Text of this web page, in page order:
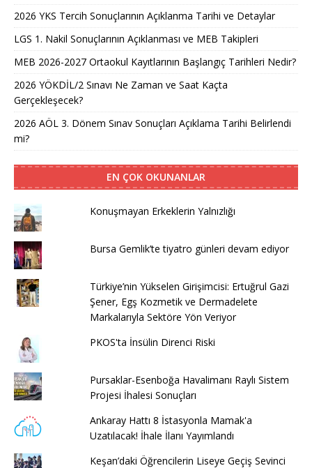
2026 YKS Tercih Sonuçlarının Açıklanma Tarihi ve Detaylar
LGS 1. Nakil Sonuçlarının Açıklanması ve MEB Takipleri
MEB 2026-2027 Ortaokul Kayıtlarının Başlangıç Tarihleri Nedir?
2026 YÖKDİL/2 Sınavı Ne Zaman ve Saat Kaçta
Gerçekleşecek?
2026 AÖL 3. Dönem Sınav Sonuçları Açıklama Tarihi Belirlendi
mi?
EN ÇOK OKUNANLAR
Konuşmayan Erkeklerin Yalnızlığı
Bursa Gemlik’te tiyatro günleri devam ediyor
Türkiye’nin Yükselen Girişimcisi: Ertuğrul Gazi
Şener, Egş Kozmetik ve Dermadelete
Markalarıyla Sektöre Yön Veriyor
PKOS'ta İnsülin Direnci Riski
Pursaklar-Esenboğa Havalimanı Raylı Sistem
Projesi İhalesi Sonuçları
Ankaray Hattı 8 İstasyonla Mamak'a
Uzatılacak! İhale İlanı Yayımlandı
Keşan’daki Öğrencilerin Liseye Geçiş Sevinci